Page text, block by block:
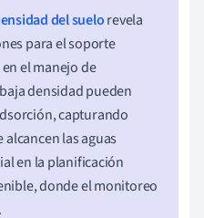
del suelorevela
para el soporte
el manejo de
densidad pueden
capturando
las aguas
en la planificación
donde el monitoreo